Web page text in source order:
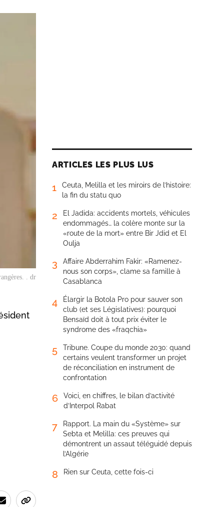
. dr
ARTICLES LES PLUS LUS
1
Ceuta, Melilla et les miroirs de l’histoire:
la fin du statu quo
2
El Jadida: accidents mortels, véhicules
endommagés… la colère monte sur la
«route de la mort» entre Bir Jdid et El
Oulja
3
Affaire Abderrahim Fakir: «Ramenez-
nous son corps», clame sa famille à
Casablanca
4
Élargir la Botola Pro pour sauver son
club (et ses Législatives): pourquoi
Bensaïd doit à tout prix éviter le
syndrome des «fraqchia»
5
Tribune. Coupe du monde 2030: quand
certains veulent transformer un projet
de réconciliation en instrument de
confrontation
6
Voici, en chiffres, le bilan d’activité
d’Interpol Rabat
7
Rapport. La main du «Système» sur
Sebta et Melilla: ces preuves qui
démontrent un assaut téléguidé depuis
l’Algérie
8 Rien sur Ceuta, cette fois-ci